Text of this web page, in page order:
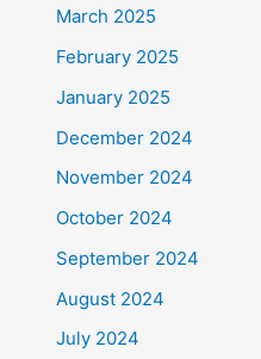
March 2025
February 2025
January 2025
December 2024
November 2024
October 2024
September 2024
August 2024
July 2024